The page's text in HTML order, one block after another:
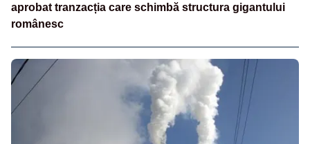
aprobat tranzacția care schimbă structura gigantului
românesc